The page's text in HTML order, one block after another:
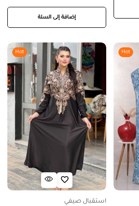
إضافة إلى السلة
Hot
Hot
استقبال صيفي